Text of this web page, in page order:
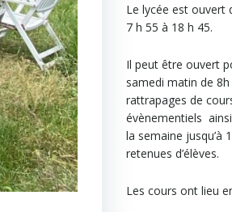
Le lycée est ouvert
7 h 55 à 18 h 45.
Il peut être ouvert
samedi matin de
rattrapages de
évènementiels
la semaine jusqu’à
retenues d’élèves.
Les cours ont lieu